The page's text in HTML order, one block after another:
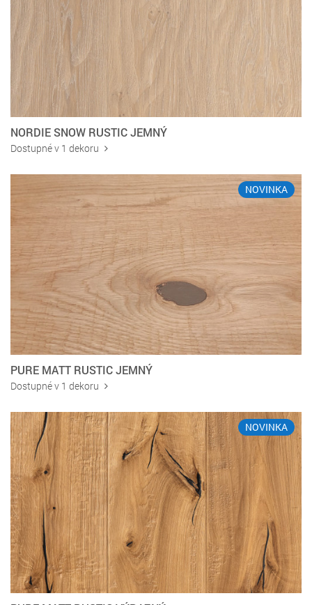
NORDIE SNOW RUSTIC JEMNÝ
Dostupné v 1 dekoru
NOVINKA
PURE MATT RUSTIC JEMNÝ
Dostupné v 1 dekoru
NOVINKA